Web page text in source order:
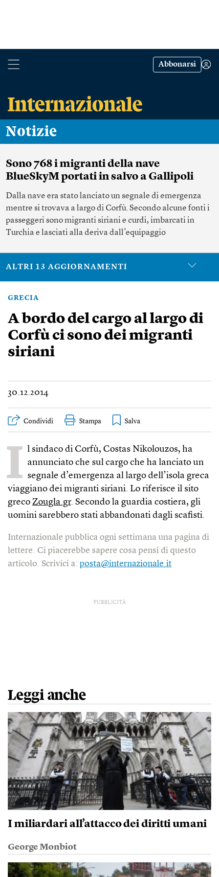
Abbonarsi
Notizie
Sono 768 i migranti della nave
BlueSkyM portati in salvo a Gallipoli
Dalla nave era stato lanciato un segnale di emergenza
mentre si trovava a largo di Corfù. Secondo alcune fonti i
passeggeri sono migranti siriani e curdi, imbarcati in
Turchia e lasciati alla deriva dall’equipaggio
ALTRI 13 AGGIORNAMENTI
GRECIA
A bordo del cargo al largo di
Corfù ci sono dei migranti
siriani
30.12.2014
Condividi Stampa
I l sindaco di Corfù, Costas Nikolouzos, ha
annunciato che sul cargo che ha lanciato un
segnale d’emergenza al largo dell’isola greca
viaggiano dei migranti siriani. Lo riferisce il sito
greco Zougla.gr. Secondo la guardia costiera, gli
uomini sarebbero stati abbandonati dagli scafisti.
Internazionale pubblica ogni settimana una pagina di
lettere. Ci piacerebbe sapere cosa pensi di questo
articolo. Scrivici a: posta@internazionale.it
PUBBLICITÀ
Leggi anche
I miliardari all’attacco dei diritti umani
George Monbiot